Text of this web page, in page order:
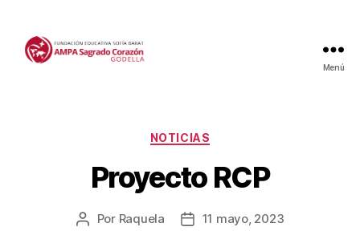
Menú
Categorías
NOTICIAS
Proyecto RCP
Autor
Por Raquela
Fecha11 mayo, 2023